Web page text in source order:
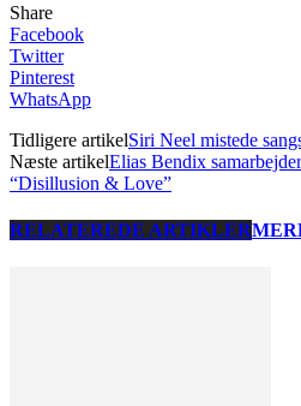
Share
Facebook
Twitter
Pinterest
WhatsApp
Tidligere artikelSiri Neel mistede
Næste artikelElias Bendix
“Disillusion & Love”
RELATEREDE ARTIKLER